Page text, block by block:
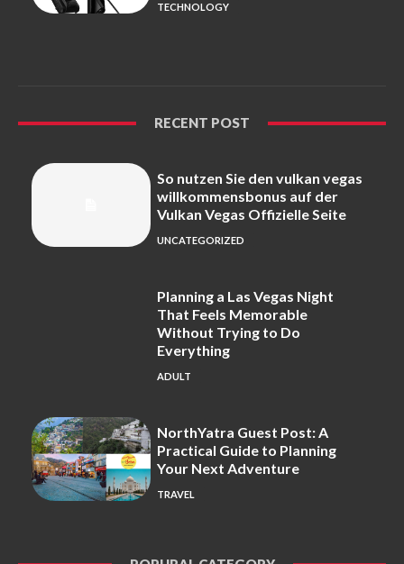
TECHNOLOGY
RECENT POST
So nutzen Sie den vulkan vegas
willkommensbonus auf der
Vulkan Vegas Offizielle Seite
UNCATEGORIZED
Planning a Las Vegas Night
That Feels Memorable
Without Trying to Do
Everything
ADULT
NorthYatra Guest Post: A
Practical Guide to Planning
Your Next Adventure
TRAVEL